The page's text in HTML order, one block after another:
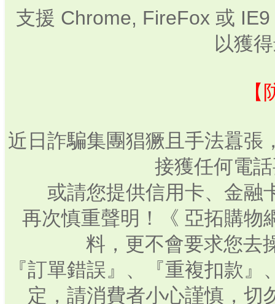
支援 Chrome, FireFox 或
以獲
近日詐騙集團猖獗且手法囂張
接獲任何電
或請您提供信用卡、金融
再次慎重聲明！《 亞拓購物
料，更不會要求您去
『訂單錯誤』、『重複扣款
定，請消費者小心謹慎，切